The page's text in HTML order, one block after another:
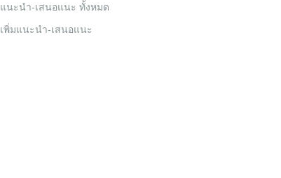
แนะนำ-เสนอแนะ ทั้งหมด
เพิ่มแนะนำ-เสนอแนะ